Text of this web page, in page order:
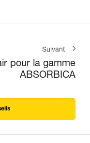
Suivant
pour la gamme
ABSORBICA